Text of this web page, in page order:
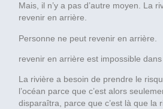
Mais, il n’y a pas d’autre moyen. La
revenir en arrière.
Personne ne peut revenir en arrière.
revenir en arrière est impossible dans
La rivière a besoin de prendre le
l’océan parce que c’est alors
disparaîtra, parce que c’est là que la